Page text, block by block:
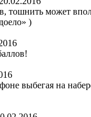
тошнить может
)
выбегая на